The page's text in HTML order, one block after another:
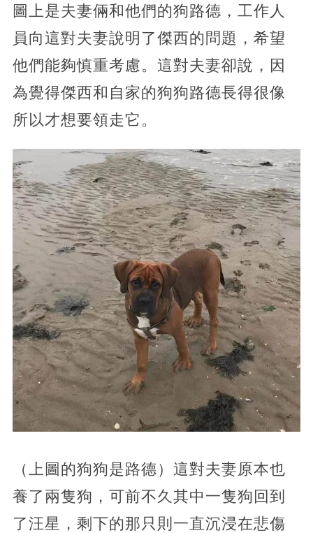
圖上是夫妻倆和他們的狗路德，工作人
員向這對夫妻說明了傑西的問題，希望
他們能夠慎重考慮。這對夫妻卻說，因
為覺得傑西和自家的狗狗路德長得很像
所以才想要領走它。
（上圖的狗狗是路德）這對夫妻原本也
養了兩隻狗，可前不久其中一隻狗回到
了汪星，剩下的那只則一直沉浸在悲傷